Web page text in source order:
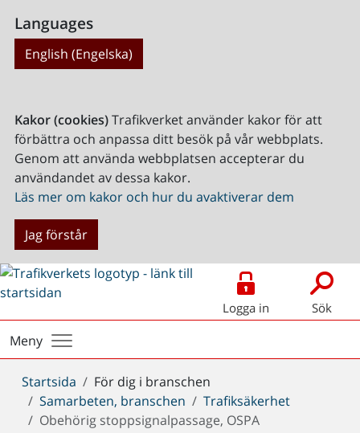
Languages
English (Engelska)
Kakor (cookies)Trafikverket använder kakor för att
förbättra och anpassa ditt besök på vår webbplats.
Genom att använda webbplatsen accepterar du
användandet av dessa kakor.
Läs mer om kakor och hur du avaktiverar dem
Jag förstår
Logga in Sök
Meny
Du
är
här:
Startsida
För dig i branschen
Samarbeten, branschen
Trafiksäkerhet
Obehörig stoppsignalpassage, OSPA